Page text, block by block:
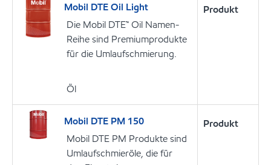
Mobil DTE Oil Light
Die Mobil DTE™ Oil Namen-
Reihe sind Premiumprodukte
für die Umlaufschmierung.
Öl
Produkt
Mobil DTE PM 150
Mobil DTE PM Produkte sind
Umlaufschmieröle, die für
Produkt